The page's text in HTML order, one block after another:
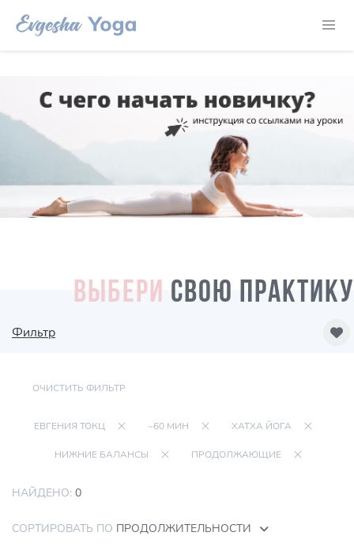
ВЫБЕРИ СВОЮ ПРАКТИКУ
Фильтр
ОЧИСТИТЬ ФИЛЬТР
ЕВГЕНИЯ ТОКЦ ~60 МИН ХАТХА ЙОГА
НИЖНИЕ БАЛАНСЫ ПРОДОЛЖАЮЩИЕ
НАЙДЕНО: 0
СОРТИРОВАТЬ ПО ПРОДОЛЖИТЕЛЬНОСТИ